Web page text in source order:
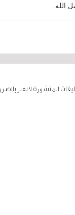
الله.
المنشورة لا تعبر